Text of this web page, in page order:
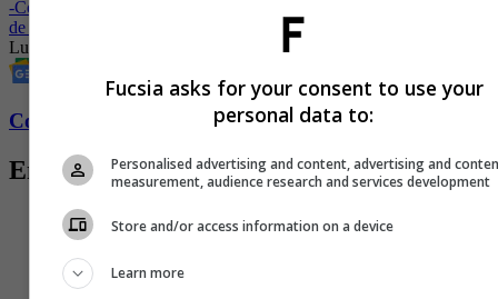
-Con lágrimas en los ojos, Luly Bossa se refirió al estado de salud
de su hijo
Luly Bossa
Conozca más de Fucsia aquí
Entradas relacionadas
Fucsia asks for your consent to use your
personal data to:
Personalised advertising and content, advertising and
measurement, audience research and services development
Store and/or access information on a device
Learn more